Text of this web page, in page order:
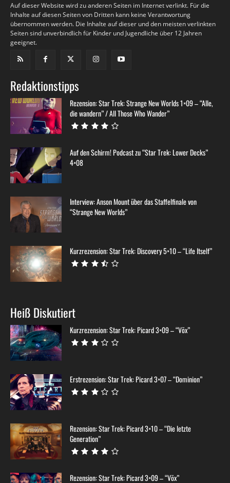
Auf dieser Website wird zu anderen Seiten im Internet verlinkt. Für die
Inhalte auf diesen Seiten von Dritten kann keine Verantwortung
übernommen werden. Die Inhalte auf dieser und den meisten verlinkten
Seiten sind unverbindlich für Kinder und Jugendliche über 12 Jahren
geeignet.
Redaktionstipps
Rezension: Star Trek: Strange New Worlds 1×09 – “Alle,
die wandern” / All Those Who Wander”
Auf den Schirm! Podcast zu “Star Trek: Lower Decks”
4×08
Interview: Anson Mount über das Staffelfinale von
“Strange New Worlds”
Kurzrezension: Star Trek: Discovery 5×10 – “Life Itself”
Heiß Diskutiert
Kurzrezension: Star Trek: Picard 3×09 – “Võx”
Erstrezension: Star Trek: Picard 3×07 – “Dominion”
Rezension: Star Trek: Picard 3×10 – “Die letzte
Generation”
Rezension: Star Trek: Picard 3×09 – “Võx”